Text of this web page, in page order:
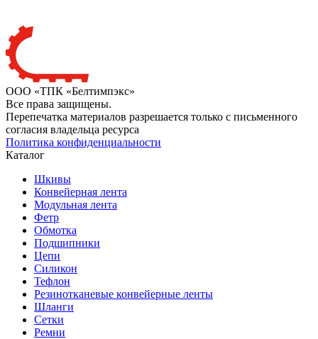
ООО «ТПК «Белтимпэкс»
Все права защищены.
Перепечатка материалов разрешается только с письменного
согласия владельца ресурса
Политика конфиденциальности
Каталог
Шкивы
Конвейерная лента
Модульная лента
Фетр
Обмотка
Подшипники
Цепи
Силикон
Тефлон
Резинотканевые конвейерные ленты
Шланги
Сетки
Ремни